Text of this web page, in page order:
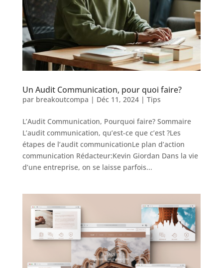
Un Audit Communication, pour quoi faire?
par breakoutcompa | Déc 11, 2024| Tips
L’Audit Communication, Pourquoi faire? Sommaire
L’audit communication, qu’est-ce que c’est ?Les
étapes de l’audit communicationLe plan d’action
communication Rédacteur:Kevin Giordan Dans la vie
d’une entreprise, on se laisse parfois...